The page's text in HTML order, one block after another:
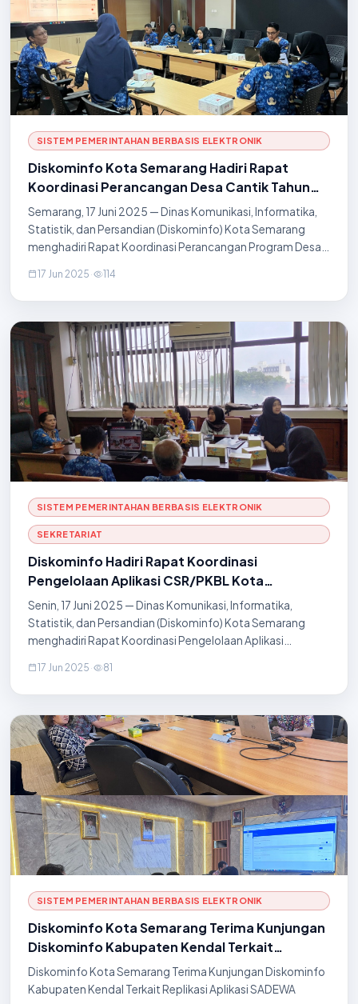
SISTEM PEMERINTAHAN BERBASIS ELEKTRONIK
Diskominfo Kota Semarang Hadiri Rapat
Koordinasi Perancangan Desa Cantik Tahun
2025
Semarang, 17 Juni 2025 — Dinas Komunikasi, Informatika,
Statistik, dan Persandian (Diskominfo) Kota Semarang
menghadiri Rapat Koordinasi Perancangan Program Desa
dilaksanakan pada Selasa, 17 Juni 2025. Kegiat
17 Jun 2025 · 114
SISTEM PEMERINTAHAN BERBASIS ELEKTRONIK
SEKRETARIAT
Diskominfo Hadiri Rapat Koordinasi
Pengelolaan Aplikasi CSR/PKBL Kota
Semarang Tahun 2025
Senin, 17 Juni 2025 — Dinas Komunikasi, Informatika,
Statistik, dan Persandian (Diskominfo) Kota Semarang
menghadiri Rapat Koordinasi Pengelolaan Aplikasi
diselenggarakan di Ruang Rapat Administrasi
Pembangunan, lant
17 Jun 2025 · 81
SISTEM PEMERINTAHAN BERBASIS ELEKTRONIK
Diskominfo Kota Semarang Terima Kunjungan
Diskominfo Kabupaten Kendal Terkait
Replikasi Aplikasi SADEWA
Diskominfo Kota Semarang Terima Kunjungan Diskominfo
Kabupaten Kendal Terkait Replikasi Aplikasi SADEWA